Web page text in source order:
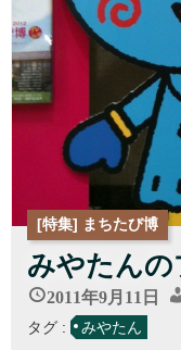
[特集] まちたび博
みやたん
2011年9月11日
タグ : みやたん